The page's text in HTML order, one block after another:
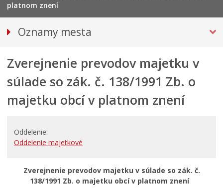
platnom znení
Oznamy mesta
Bezpečnosť
Doprava, údržba komunikácií
Kultúra, šport a propagácia
RODINA, ŽIVOT, BÝVANIE
STAVBY, PRENÁJMY A POZEMKY
Zamestnanie v samospráve
Zverejnenie prevodov majetku v
súlade so zák. č. 138/1991 Zb. o
majetku obcí v platnom znení
Oddelenie
Oddelenie majetkové
Zverejnenie prevodov majetku v súlade so zák. č.
138/1991 Zb. o majetku obcí v platnom znení